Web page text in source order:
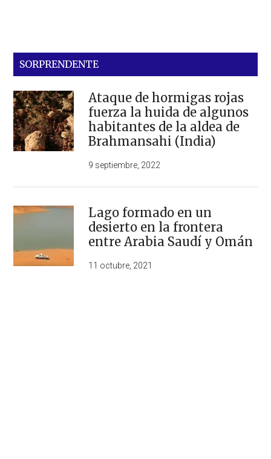
SORPRENDENTE
Ataque de hormigas rojas
fuerza la huida de algunos
habitantes de la aldea de
Brahmansahi (India)
9 septiembre, 2022
Lago formado en un
desierto en la frontera
entre Arabia Saudí y Omán
11 octubre, 2021